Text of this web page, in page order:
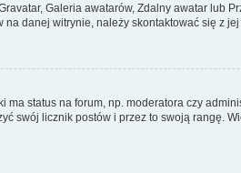
Galeria awatarów, Zdalny awatar lub
danej witrynie, należy skontaktować się z jej
status na forum, np. moderatora czy
swój licznik postów i przez to swoją rangę.